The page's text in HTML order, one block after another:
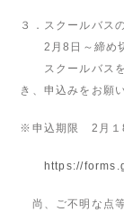
３．スクールバス
2月8日～締め
スクールバスを
き、申込みをお願
※申込期限 2月１8
https://
尚、ご不明な点